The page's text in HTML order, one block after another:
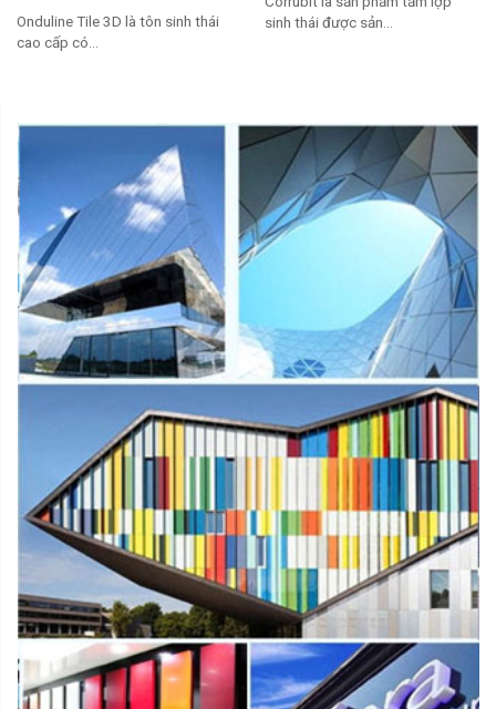
Onduline Tile 3D là tôn sinh thái
cao cấp có...
sinh thái được sản...